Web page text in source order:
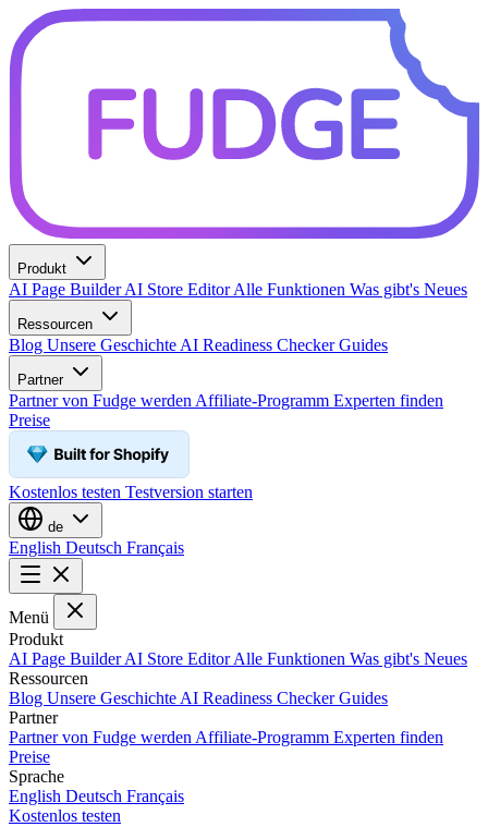
Produkt
AI Page BuilderAI Store EditorAlle Funktionen Was gibt's Neues
Ressourcen
Blog Unsere Geschichte AI Readiness CheckerGuides
Partner
Partner von Fudge werden Affiliate-Programm Experten finden
Preise
Kostenlos testen Testversion starten
de
English Deutsch Français
Menü
Produkt
AI Page BuilderAI Store EditorAlle Funktionen Was gibt's Neues
Ressourcen
Blog Unsere Geschichte AI Readiness CheckerGuides
Partner
Partner von Fudge werden Affiliate-Programm Experten finden
Preise
Sprache
English Deutsch Français
Kostenlos testen